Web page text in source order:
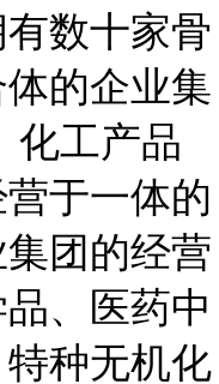
数十家骨
的企业集
化工产品
于一体的
团的经营
、医药中
种无机化